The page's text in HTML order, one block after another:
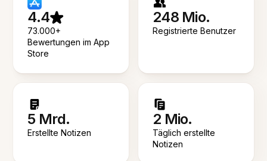
4.4
73.000+
Bewertungen im App
Store
248 Mio.
Registrierte Benutzer
5 Mrd.
Erstellte Notizen
2 Mio.
Täglich erstellte
Notizen